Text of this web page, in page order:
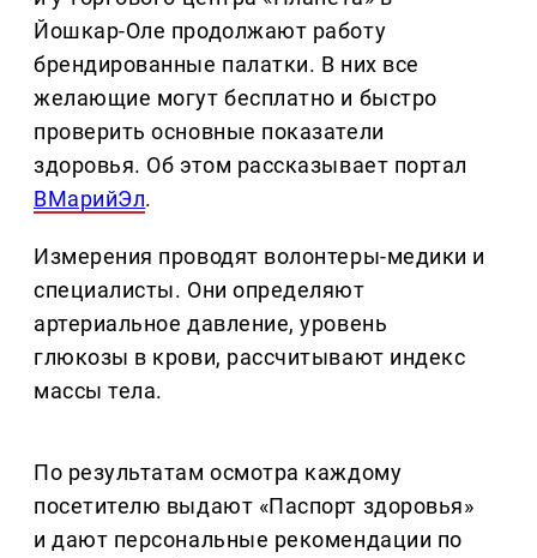
Йошкар-Оле продолжают работу
брендированные палатки. В них все
желающие могут бесплатно и быстро
проверить основные показатели
здоровья. Об этом рассказывает портал
ВМарийЭл.
Измерения проводят волонтеры-медики и
специалисты. Они определяют
артериальное давление, уровень
глюкозы в крови, рассчитывают индекс
массы тела.
По результатам осмотра каждому
посетителю выдают «Паспорт здоровья»
и дают персональные рекомендации по